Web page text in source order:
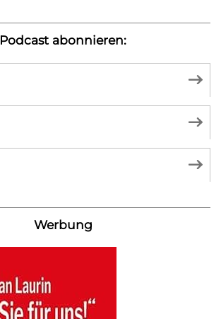
Podcast abonnieren:
Werbung